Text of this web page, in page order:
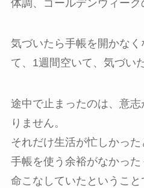
体調、ゴールデンウィーク
気づいたら手帳を開かな
て、1週間空いて、気づい
途中で止まったのは、意
りません。
それだけ生活が忙しかった
手帳を使う余裕がなかっ
命こなしていたということ